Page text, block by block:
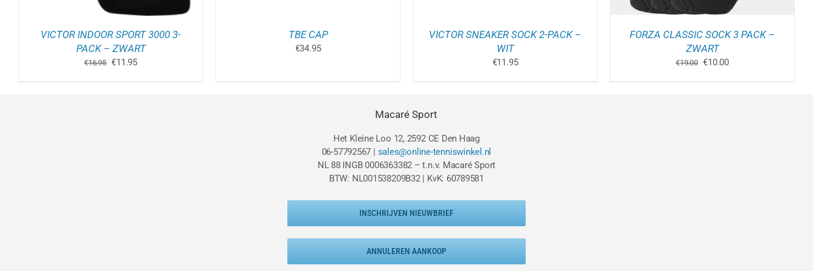
VICTOR INDOOR SPORT 3000 3-
PACK – ZWART
€16.95 Oorspronkelijke
€11.95Huidige
TBE CAP
€34.95
VICTOR SNEAKER SOCK 2-PACK –
WIT
€11.95
FORZA CLASSIC SOCK 3 PACK –
ZWART
€19.00 Oorspronkelijke
€10.00Huidige
Macaré Sport
Het Kleine Loo 12, 2592 CE Den Haag
06-57792567 | sales@online-tenniswinkel.nl
NL 88 INGB 0006363382 – t.n.v. Macaré Sport
BTW: NL001538209B32 | KvK: 60789581
INSCHRIJVEN NIEUWBRIEF
ANNULEREN AANKOOP